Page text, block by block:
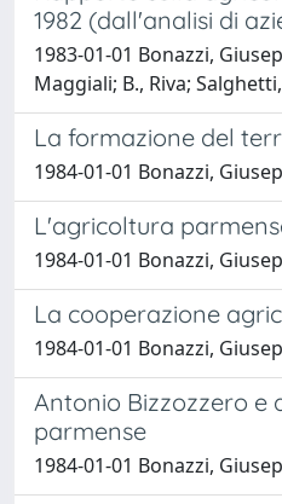
1982 (dall'analisi di
1983-01-01 Bonazzi,
Maggiali; B., Riva;
La formazione del
1984-01-01 Bonazzi,
L'agricoltura
1984-01-01 Bonazzi,
La cooperazione
1984-01-01 Bonazzi,
Antonio Bizzozzero e
parmense
1984-01-01 Bonazzi,